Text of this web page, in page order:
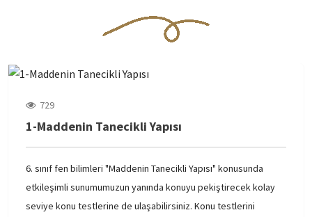
729
1-Maddenin Tanecikli Yapısı
6. sınıf fen bilimleri "Maddenin Tanecikli Yapısı" konusunda
etkileşimli sunumumuzun yanında konuyu pekiştirecek kolay
seviye konu testlerine de ulaşabilirsiniz. Konu testlerini